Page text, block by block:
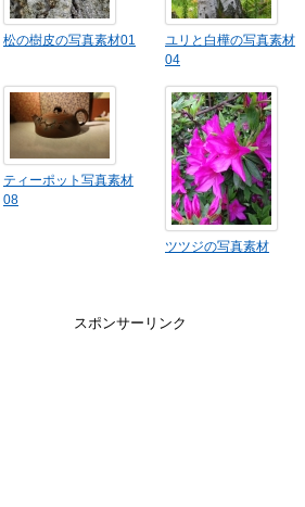
松の樹皮の写真素材01
ユリと白樺の写真素材
04
ティーポット写真素材
08
ツツジの写真素材
スポンサーリンク